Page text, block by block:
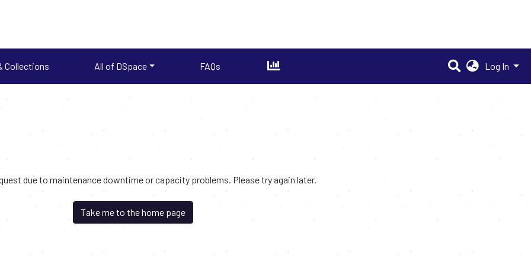
Collections All of DSpace FAQs Log In
due to maintenance downtime or capacity problems. Please try again later.
Take me to the home page